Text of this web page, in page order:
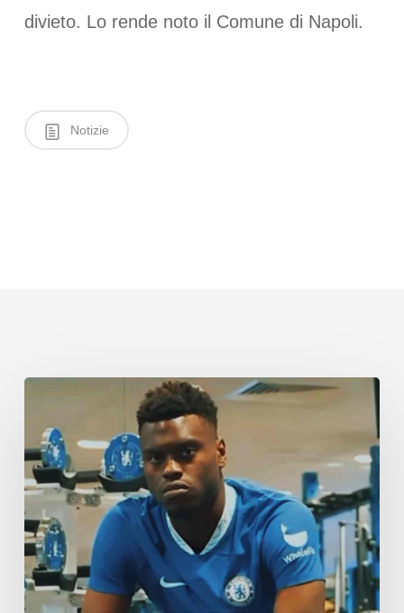
divieto. Lo rende noto il Comune di Napoli.
Notizie